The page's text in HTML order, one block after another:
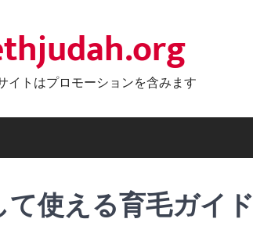
イトはプロモーションを含みます
使える育毛ガイド